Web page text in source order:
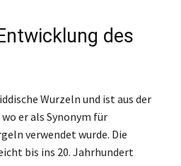
des
Wurzeln und ist aus der
er als Synonym für
verwendet wurde. Die
bis ins 20. Jahrhundert